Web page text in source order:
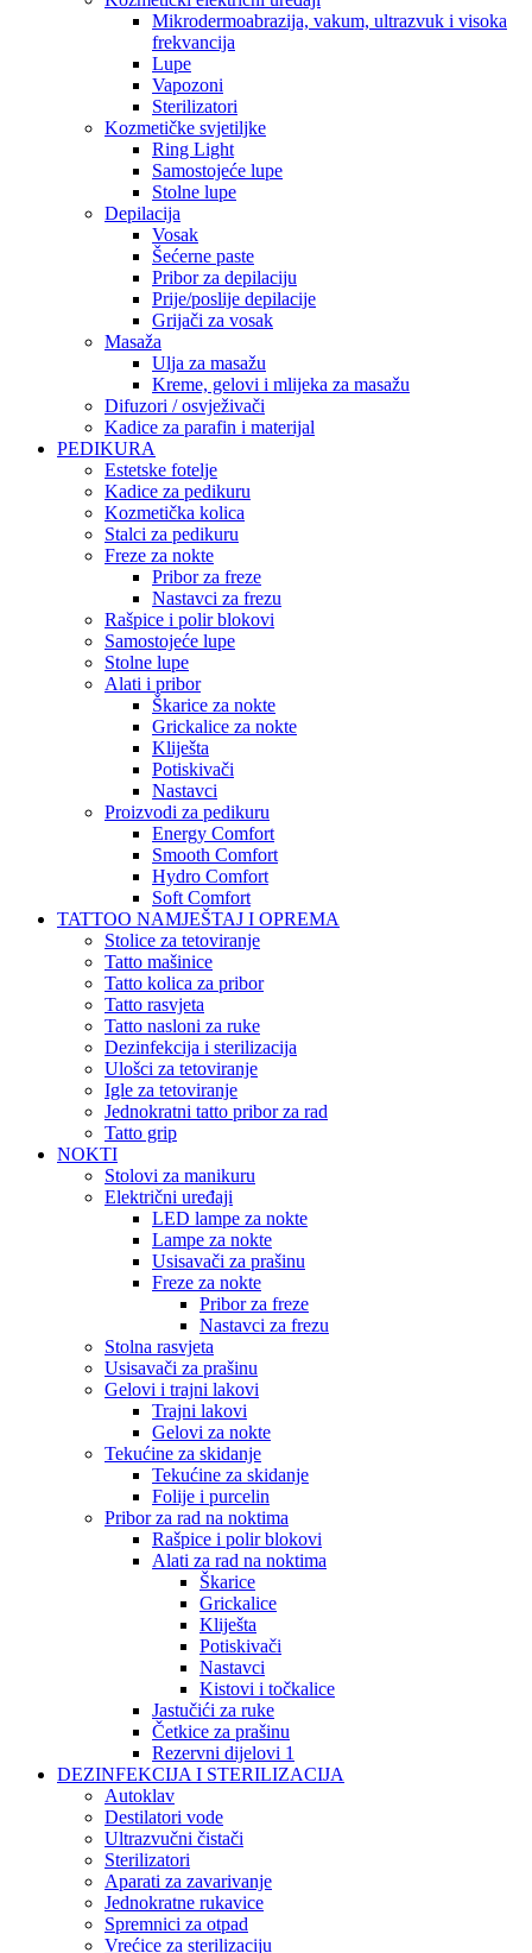
Mikrodermoabrazija, vakum, ultrazvuk i visoka
frekvancija
Lupe
Vapozoni
Sterilizatori
Kozmetičke svjetiljke
Ring Light
Samostojeće lupe
Stolne lupe
Depilacija
Vosak
Šećerne paste
Pribor za depilaciju
Prije/poslije depilacije
Grijači za vosak
Masaža
Ulja za masažu
Kreme, gelovi i mlijeka za masažu
Difuzori / osvježivači
Kadice za parafin i materijal
PEDIKURA
Estetske fotelje
Kadice za pedikuru
Kozmetička kolica
Stalci za pedikuru
Freze za nokte
Pribor za freze
Nastavci za frezu
Rašpice i polir blokovi
Samostojeće lupe
Stolne lupe
Alati i pribor
Škarice za nokte
Grickalice za nokte
Kliješta
Potiskivači
Nastavci
Proizvodi za pedikuru
Energy Comfort
Smooth Comfort
Hydro Comfort
Soft Comfort
TATTOO NAMJEŠTAJ I OPREMA
Stolice za tetoviranje
Tatto mašinice
Tatto kolica za pribor
Tatto rasvjeta
Tatto nasloni za ruke
Dezinfekcija i sterilizacija
Ulošci za tetoviranje
Igle za tetoviranje
Jednokratni tatto pribor za rad
Tatto grip
NOKTI
Stolovi za manikuru
Električni uređaji
LED lampe za nokte
Lampe za nokte
Usisavači za prašinu
Freze za nokte
Pribor za freze
Nastavci za frezu
Stolna rasvjeta
Usisavači za prašinu
Gelovi i trajni lakovi
Trajni lakovi
Gelovi za nokte
Tekućine za skidanje
Tekućine za skidanje
Folije i purcelin
Pribor za rad na noktima
Rašpice i polir blokovi
Alati za rad na noktima
Škarice
Grickalice
Kliješta
Potiskivači
Nastavci
Kistovi i točkalice
Jastučići za ruke
Četkice za prašinu
Rezervni dijelovi 1
DEZINFEKCIJA I STERILIZACIJA
Autoklav
Destilatori vode
Ultrazvučni čistači
Sterilizatori
Aparati za zavarivanje
Jednokratne rukavice
Spremnici za otpad
Vrećice za sterilizaciju